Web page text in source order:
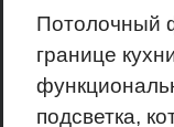
Потолочный
границе
подсветка,